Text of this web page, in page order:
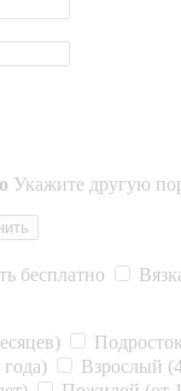
Укажите другую
бесплатно
Взрослый